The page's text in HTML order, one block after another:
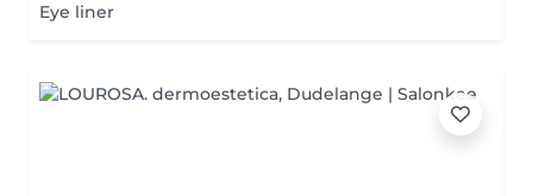
Eye liner